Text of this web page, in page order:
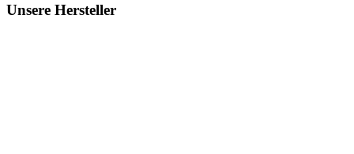
Unsere Hersteller